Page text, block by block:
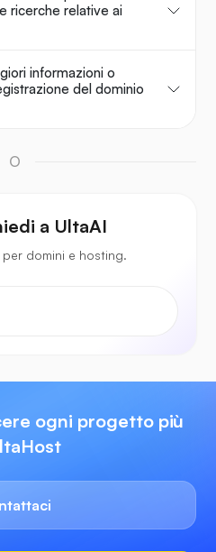
ricerche relative ai
informazioni o
del dominio
O
a UltaAI
domini e hosting.
ogni progetto più